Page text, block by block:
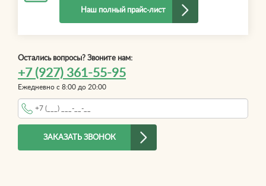
Наш полный прайс-лист
Остались вопросы? Звоните нам:
+7 (927) 361-55-95
Ежедневно с 8:00 до 20:00
Телефон*
ЗАКАЗАТЬ ЗВОНОК